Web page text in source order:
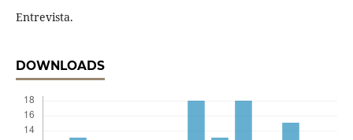
Entrevista.
DOWNLOADS